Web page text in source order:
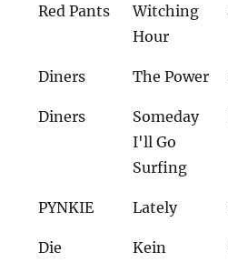
Red Pants
Witching
Hour
Diners The Power
Diners
Someday
I'll Go
Surfing
PYNKIE Lately
Die
Kein